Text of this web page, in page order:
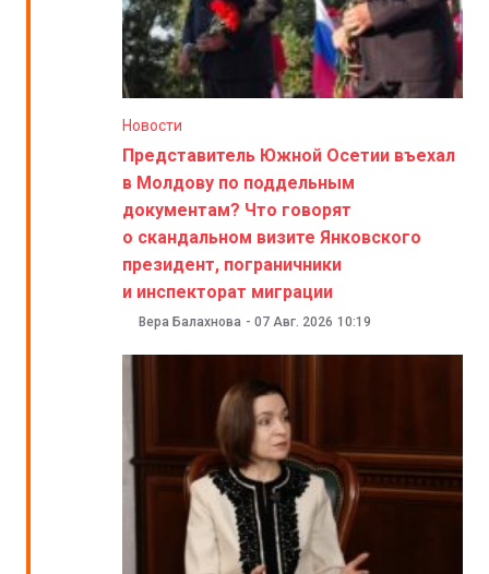
Новости
Представитель Южной Осетии въехал
в Молдову по поддельным
документам? Что говорят
о скандальном визите Янковского
президент, пограничники
и инспекторат миграции
Вера Балахнова - 07 Авг. 2026 10:19